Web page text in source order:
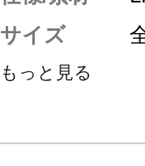
サイズ
もっと見る